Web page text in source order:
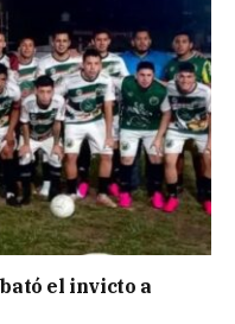
el invicto a